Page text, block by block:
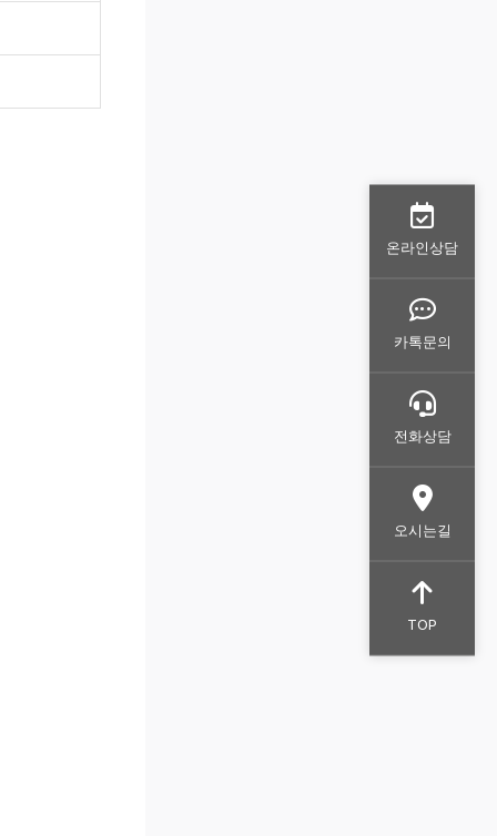
온라인상담
카톡문의
전화상담
오시는길
TOP